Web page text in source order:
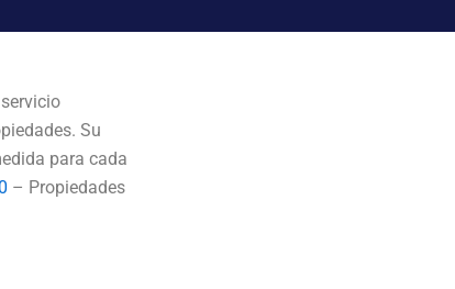
Su
para cada
– Propiedades